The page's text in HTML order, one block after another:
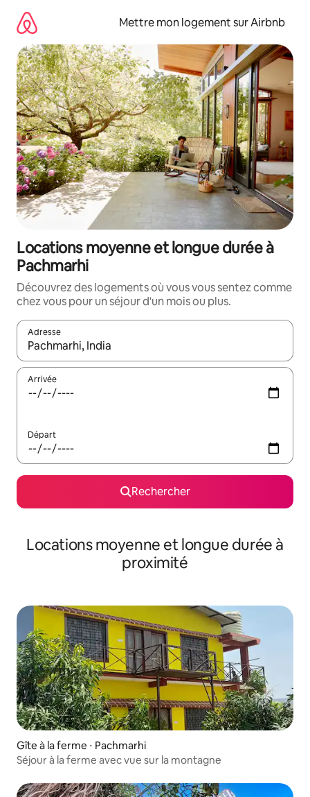
directement
contenu
Mettre mon logement sur Airbnb
Locations moyenne et longue durée à
Pachmarhi
Découvrez des logements où vous vous sentez comme
chez vous pour un séjour d'un mois ou plus.
Adresse
Lorsque les résultats s'affichent, utilisez les flèches vers le
Arrivée
Départ
Rechercher
Locations moyenne et longue durée à
proximité
Gîte à la ferme ⋅ Pachmarhi
Séjour à la ferme avec vue sur la montagne